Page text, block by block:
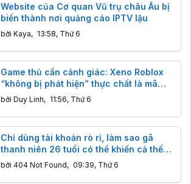
Website của Cơ quan Vũ trụ châu Âu bị
biến thành nơi quảng cáo IPTV lậu
bởi Kaya, 13:58, Thứ 6
Game thủ cần cảnh giác: Xeno Roblox
“không bị phát hiện” thực chất là mã
độc đánh cắp dữ liệu
bởi Duy Linh, 11:56, Thứ 6
Chỉ dùng tài khoản rò rỉ, làm sao gã
thanh niên 26 tuổi có thể khiến cả thế
giới rúng động?
bởi 404 Not Found, 09:39, Thứ 6